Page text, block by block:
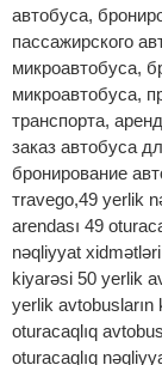
автобуса,
пассажирского
микроавтобуса,
микроавтобуса,
транспорта,
заказ автобуса
бронирование
тravego,49 yerlik
arendası 49
nəqliyyat
kiyarəsi 50 yerlik
yerlik
oturacaqlıq
oturacaqlıq